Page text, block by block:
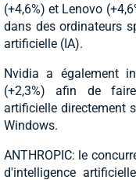
(+4,6%) et Lenovo
dans des ordinateurs
artificielle (IA).
Nvidia a également
(+2,3%) afin de
artificielle directement
Windows.
ANTHROPIC: le
d'intelligence